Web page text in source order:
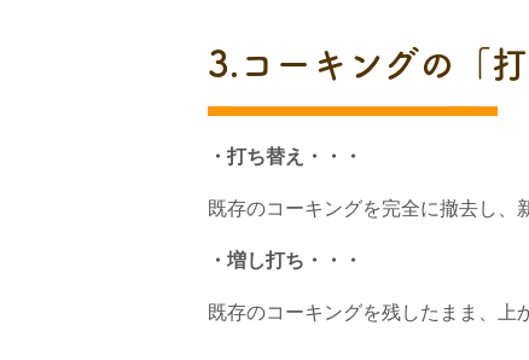
3.コーキングの「
・打ち替え・・・
既存のコーキングを完全に撤去し、
・増し打ち・・・
既存のコーキングを残したまま、上